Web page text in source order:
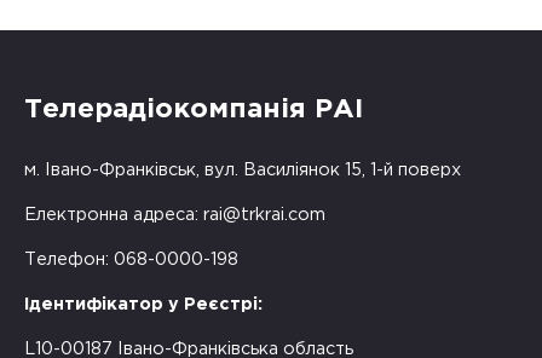
Телерадіокомпанія РАІ
м. Івано-Франківськ, вул. Василіянок 15, 1-й поверх
Електронна адреса: rai@trkrai.com
Телефон: 068-0000-198
Ідентифікатор у Реєстрі:
L10-00187 Івано-Франківська область